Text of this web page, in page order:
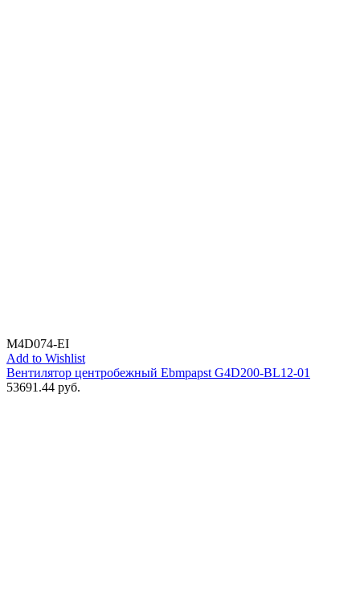
M4D074-EI
Add to Wishlist
Вентилятор центробежный Ebmpapst G4D200-BL12-01
53691.44 руб.